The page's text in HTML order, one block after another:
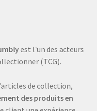
est l'un des acteurs
(TCG).
de collection,
des produits en